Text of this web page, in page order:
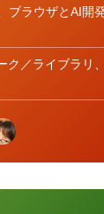
ブラウザとAI開
ク／ライブラリ